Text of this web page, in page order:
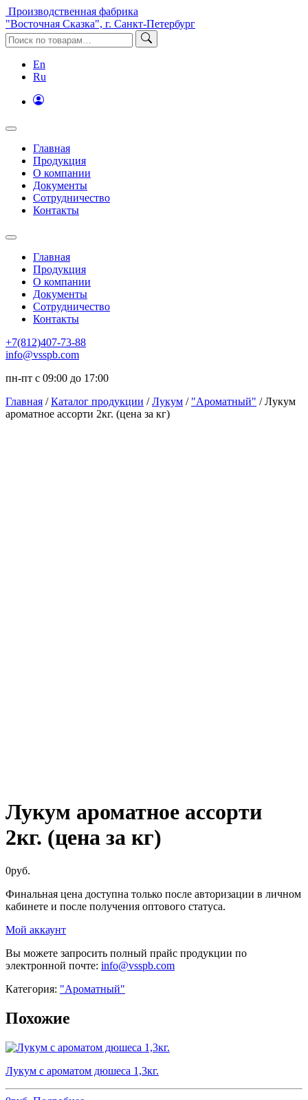
Производственная фабрика
"Восточная Сказка", г. Санкт-Петербург
En
Ru
Главная
Продукция
О компании
Документы
Сотрудничество
Контакты
Главная
Продукция
О компании
Документы
Сотрудничество
Контакты
+7(812)407-73-88
info@vsspb.com
пн-пт с 09:00 до 17:00
Главная /Каталог продукции /Лукум / "Ароматный" / Лукум
ароматное ассорти 2кг. (цена за кг)
Лукум ароматное ассорти
2кг. (цена за кг)
0руб.
Финальная цена доступна только после авторизации в личном
кабинете и после получения оптового статуса.
Мой аккаунт
Вы можете запросить полный прайс продукции по
электронной почте: info@vsspb.com
Категория: "Ароматный"
Похожие
Лукум с ароматом дюшеса 1,3кг.